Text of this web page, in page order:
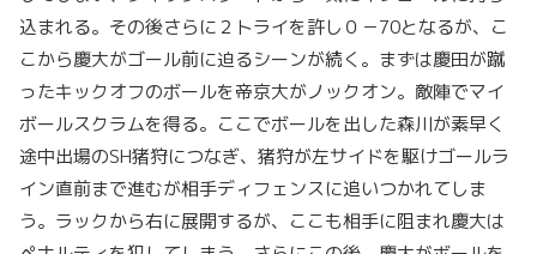
込まれる。その後さらに２トライを許し０－70となるが、こ
こから慶大がゴール前に迫るシーンが続く。まずは慶田が蹴
ったキックオフのボールを帝京大がノックオン。敵陣でマイ
ボールスクラムを得る。ここでボールを出した森川が素早く
途中出場のSH猪狩につなぎ、猪狩が左サイドを駆けゴールラ
イン直前まで進むが相手ディフェンスに追いつかれてしま
う。ラックから右に展開するが、ここも相手に阻まれ慶大は